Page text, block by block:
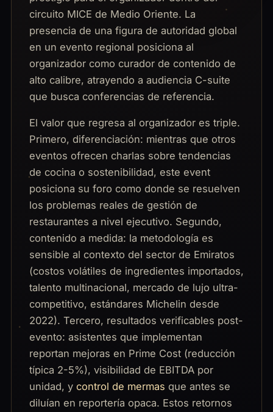
circuito MICE de Medio Oriente. La
presencia de una figura de autoridad global
en un evento regional posiciona al
organizador como curador de contenido de
alto calibre, atrayendo a audiencia C-suite
que busca conferencias de referencia.
El valor que regresa al organizador es triple.
Primero, diferenciación: mientras que otros
eventos ofrecen charlas sobre tendencias
de cocina o sostenibilidad, este event
posiciona su foro como donde se resuelven
los problemas reales de gestión de
restaurantes a nivel ejecutivo. Segundo,
contenido a medida: la metodología es
sensible al contexto del sector de Emiratos
(costos volátiles de ingredientes importados,
talento multinacional, mercado de lujo ultra-
competitivo, estándares Michelin desde
2022). Tercero, resultados verificables post-
evento: asistentes que implementan
reportan mejoras en Prime Cost (reducción
típica 2-5%), visibilidad de EBITDA por
unidad, y control de mermas que antes se
diluían en reportería opaca. Estos retornos